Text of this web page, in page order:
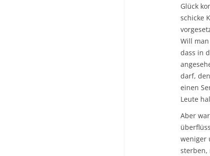
Glück
schicke
Will
dass in
darf,
einen
Leute
Aber
weniger
sterben,